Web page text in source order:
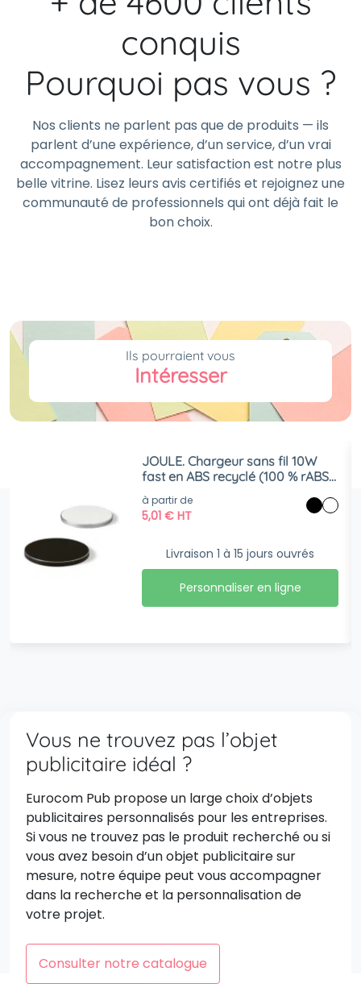
conquis
Pourquoi pas vous ?
Nos clients ne parlent pas que de produits — ils
parlent d’une expérience, d’un service, d’un vrai
accompagnement. Leur satisfaction est notre plus
belle vitrine. Lisez leurs avis certifiés et rejoignez une
communauté de professionnels qui ont déjà fait le
bon choix.
Ils pourraient vous
Intéresser
JOULE. Chargeur sans fil 10W
fast en ABS recyclé (100 % rABS)
et aluminium recyclé (100 % rAL)
à partir de
5,01€ HT
Livraison 1 à 15 jours ouvrés
Personnaliser en ligne
Vous ne trouvez pas l’objet
publicitaire idéal ?
Eurocom Pub propose un large choix d’objets
publicitaires personnalisés pour les entreprises.
Si vous ne trouvez pas le produit recherché ou si
vous avez besoin d’un objet publicitaire sur
mesure, notre équipe peut vous accompagner
dans la recherche et la personnalisation de
votre projet.
Consulter notre catalogue